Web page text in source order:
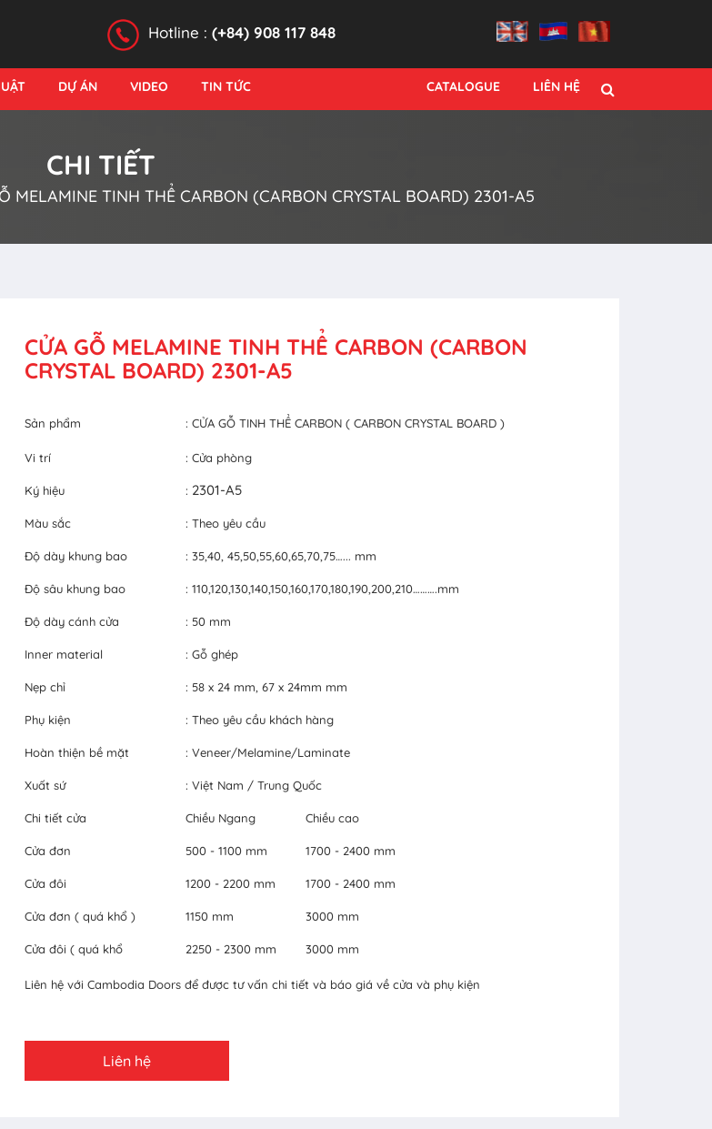
Hotline : (+84) 908 117 848
DỰ ÁN VIDEO TIN TỨC CATALOGUE LIÊN HỆ
CHI TIẾT
MELAMINE TINH THỂ CARBON (CARBON CRYSTAL BOARD) 2301-A5
CỬA GỖ MELAMINE TINH THỂ CARBON (CARBON
CRYSTAL BOARD) 2301-A5
Sản phẩm : CỬA GỖ TINH THỂ CARBON ( CARBON CRYSTAL BOARD )
Vi trí : Cửa phòng
Ký hiệu : 2301-A5
Màu sắc : Theo yêu cầu
Độ dày khung bao : 35,40, 45,50,55,60,65,70,75…... mm
Độ sâu khung bao : 110,120,130,140,150,160,170,180,190,200,210……….mm
Độ dày cánh cửa : 50 mm
Inner material : Gỗ ghép
Nẹp chỉ : 58 x 24 mm, 67 x 24mm mm
Phụ kiện : Theo yêu cầu khách hàng
Hoàn thiện bề mặt : Veneer/Melamine/Laminate
Xuất sứ : Việt Nam / Trung Quốc
Chi tiết cửa Chiều Ngang Chiều cao
Cửa đơn 500 - 1100 mm 1700 - 2400 mm
Cửa đôi 1200 - 2200 mm 1700 - 2400 mm
Cửa đơn ( quá khổ ) 1150 mm 3000 mm
Cửa đôi ( quá khổ 2250 - 2300 mm 3000 mm
Liên hệ với Cambodia Doors để được tư vấn chi tiết và báo giá về cửa và phụ kiện
Liên hệ